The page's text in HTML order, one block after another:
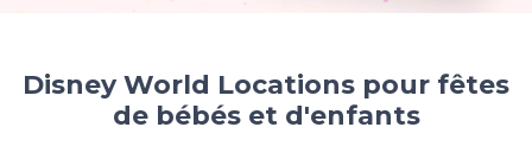
Disney World Locations pour fêtes
de bébés et d'enfants